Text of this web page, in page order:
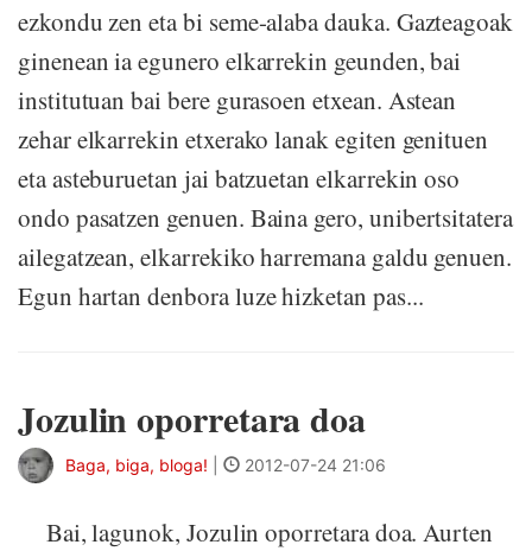
ezkondu zen eta bi seme-alaba dauka. Gazteagoak
ginenean ia egunero elkarrekin geunden, bai
institutuan bai bere gurasoen etxean. Astean
zehar elkarrekin etxerako lanak egiten genituen
eta asteburuetan jai batzuetan elkarrekin oso
ondo pasatzen genuen. Baina gero, unibertsitatera
ailegatzean, elkarrekiko harremana galdu genuen.
Egun hartan denbora luze hizketan pas...
Jozulin oporretara doa
Baga, biga, bloga! 2012-07-24 21:06
Bai, lagunok, Jozulin oporretara doa. Aurten